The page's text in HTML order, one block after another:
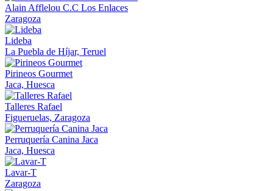
Alain Afflelou C.C Los Enlaces
Zaragoza
Lideba
La Puebla de Híjar, Teruel
Pirineos Gourmet
Jaca, Huesca
Talleres Rafael
Figueruelas, Zaragoza
Perruquería Canina Jaca
Jaca, Huesca
Lavar-T
Zaragoza